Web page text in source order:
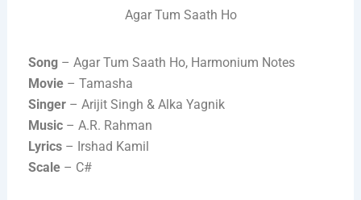
Agar Tum Saath Ho
Song– Agar Tum Saath Ho, Harmonium Notes
Movie– Tamasha
Singer– Arijit Singh & Alka Yagnik
Music– A.R. Rahman
Lyrics– Irshad Kamil
Scale– C#